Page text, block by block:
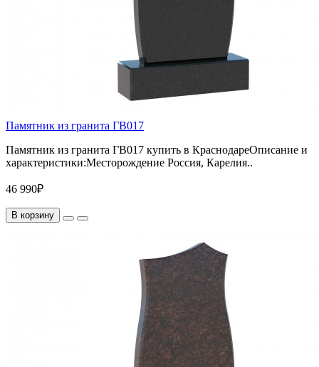
Памятник из гранита ГВ017
Памятник из гранита ГВ017 купить в КраснодареОписание и
характеристики:Месторождение Россия, Карелия..
46 990₽
В корзину